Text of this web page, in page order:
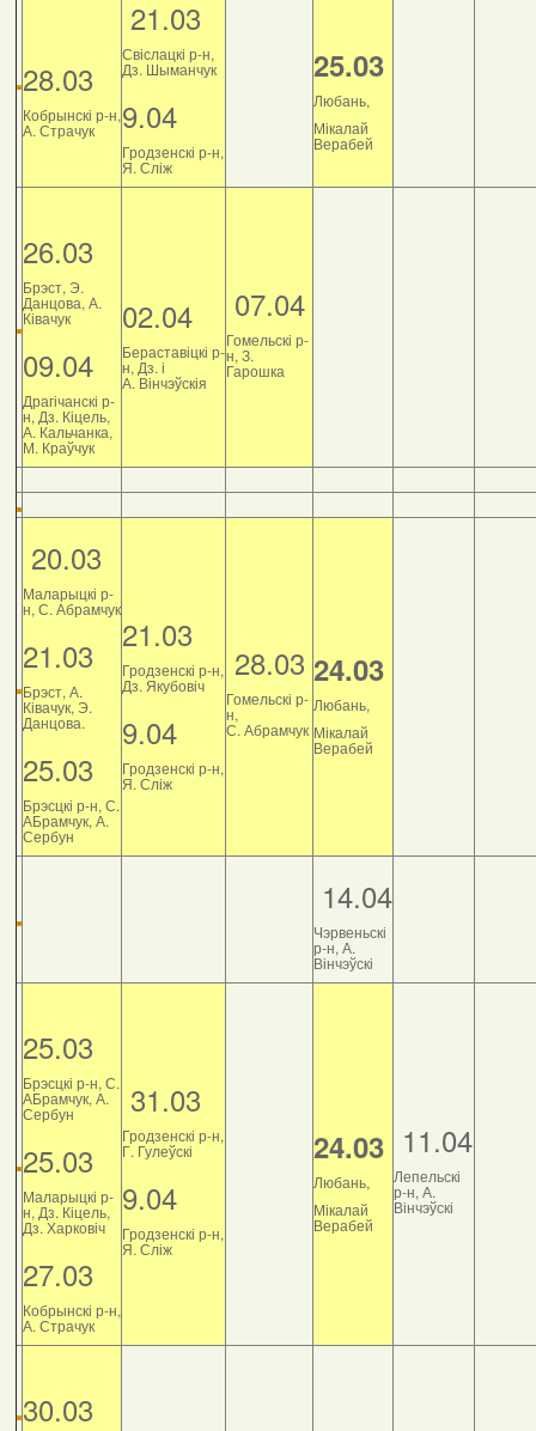
28.03
Кобрынскі р-н,
А. Страчук
21.03
Свіслацкі р-н,
Дз. Шыманчук
9.04
Гродзенскі р-н,
Я. Сліж
25.03
Любань,
Мікалай
Верабей
26.03
Брэст, Э.
Данцова, А.
Ківачук
09.04
Драгічанскі р-
н, Дз. Кіцель,
А. Кальчанка,
М. Краўчук
02.04
Бераставіцкі р-
н, Дз. і
А. Вінчэўскія
07.04
Гомельскі р-
н, З.
Гарошка
20.03
Маларыцкі р-
н, С. Абрамчук
21.03
Брэст, А.
Ківачук, Э.
Данцова.
25.03
Брэсцкі р-н, С.
АБрамчук, А.
Сербун
21.03
Гродзенскі р-н,
Дз. Якубовіч
9.04
Гродзенскі р-н,
Я. Сліж
28.03
Гомельскі р-
н,
С. Абрамчук
24.03
Любань,
Мікалай
Верабей
14.04
Чэрвеньскі
р-н, А.
Вінчэўскі
25.03
Брэсцкі р-н, С.
АБрамчук, А.
Сербун
25.03
Маларыцкі р-
н, Дз. Кіцель,
Дз. Харковіч
27.03
Кобрынскі р-н,
А. Страчук
31.03
Гродзенскі р-н,
Г. Гулеўскі
9.04
Гродзенскі р-н,
Я. Сліж
24.03
Любань,
Мікалай
Верабей
11.04
Лепельскі
р-н, А.
Вінчэўскі
30.03